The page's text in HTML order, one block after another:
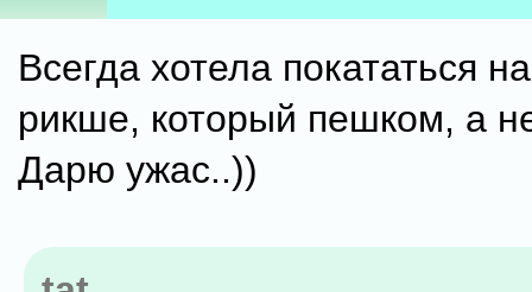
Всегда хотела покататься
рикше, который пешком, а
Дарю ужас..))